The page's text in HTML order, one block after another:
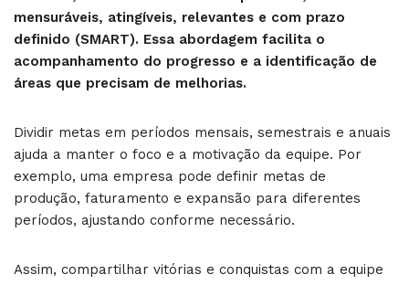
mensuráveis, atingíveis, relevantes e com prazo
definido (SMART). Essa abordagem facilita o
acompanhamento do progresso e a identificação de
áreas que precisam de melhorias.
Dividir metas em períodos mensais, semestrais e anuais
ajuda a manter o foco e a motivação da equipe. Por
exemplo, uma empresa pode definir metas de
produção, faturamento e expansão para diferentes
períodos, ajustando conforme necessário.
Assim, compartilhar vitórias e conquistas com a equipe